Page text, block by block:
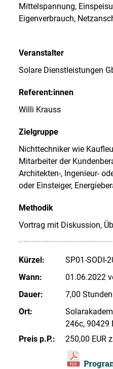
Mittelspannung,
Eigenverbrauch,
Veranstalter
Solare Dienstleistungen
Referent:innen
Willi Krauss
Zielgruppe
Nichttechniker wie
Mitarbeiter der
Architekten-, Ingenieur-
oder Einsteiger,
Methodik
Vortrag mit Diskussion,
Kürzel:
SP01-SODI-
Wann:
01.06.2022
Dauer:
7,00 Stunden
Ort:
246c, 90429
Preis p.P.:
250,00 EUR